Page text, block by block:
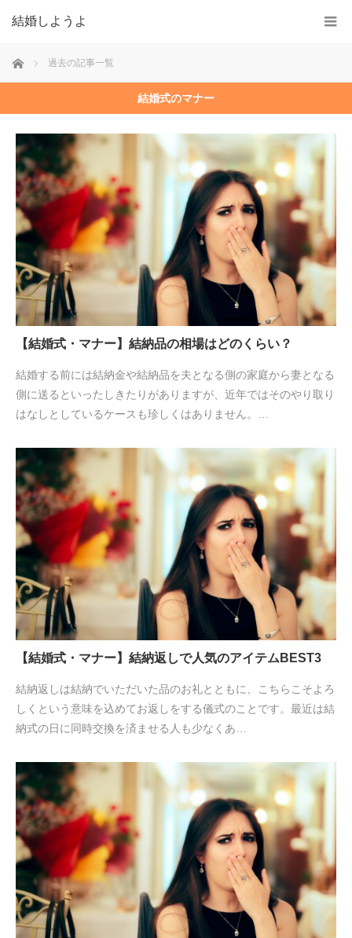
結婚しようよ
ホーム 過去の記事一覧
結婚式のマナー
【結婚式・マナー】結納品の相場はどのくらい？
結婚する前には結納金や結納品を夫となる側の家庭から妻となる
側に送るといったしきたりがありますが、近年ではそのやり取り
はなしとしているケースも珍しくはありません。…
【結婚式・マナー】結納返しで人気のアイテムBEST3
結納返しは結納でいただいた品のお礼とともに、こちらこそよろ
しくという意味を込めてお返しをする儀式のことです。最近は結
納式の日に同時交換を済ませる人も少なくあ…